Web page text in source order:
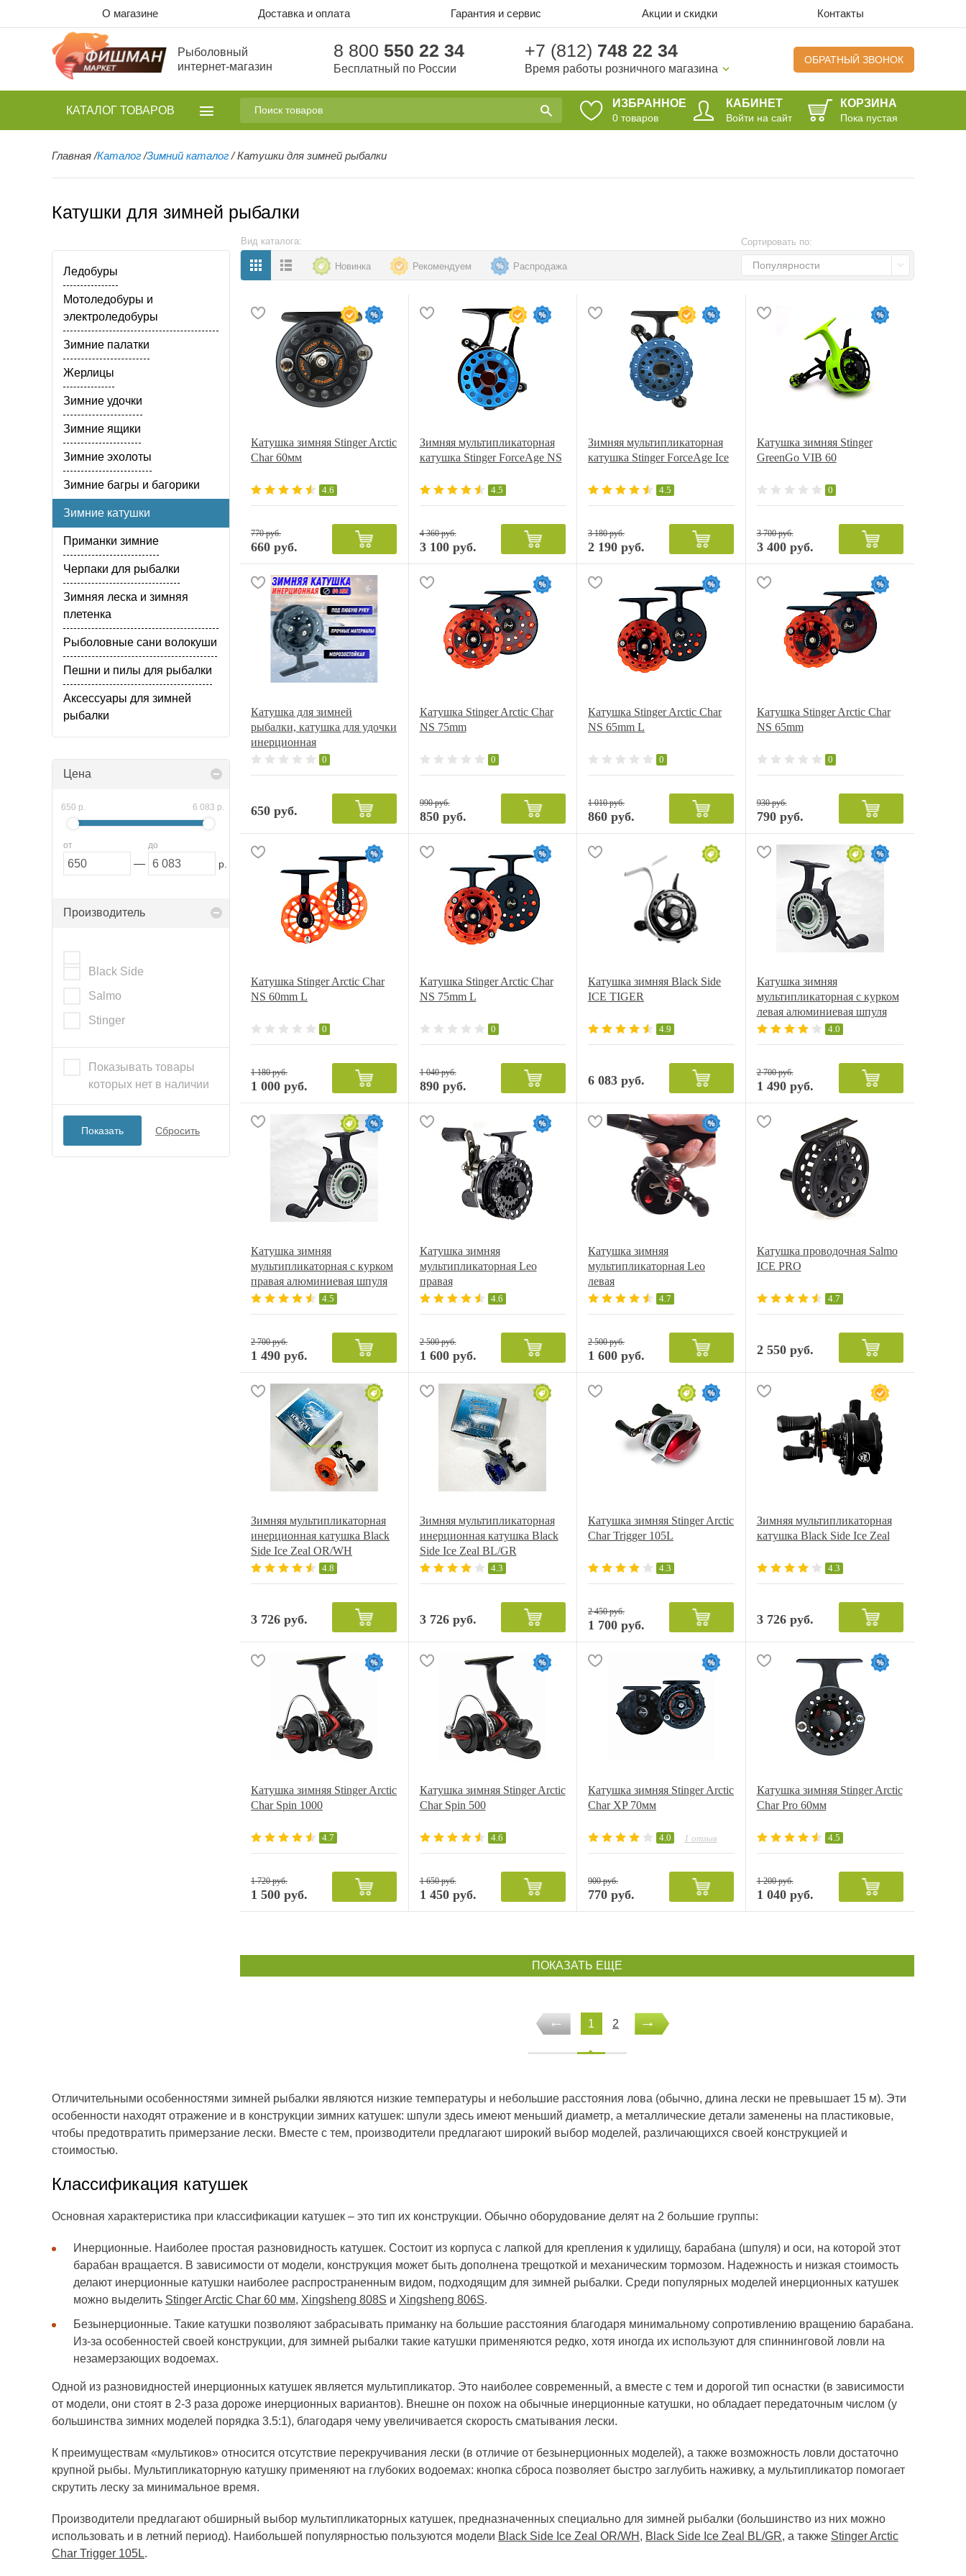
О магазине Доставка и оплата Гарантия и сервис Акции и скидки Контакты
Рыболовный
интернет-магазин
8 800 550 22 34
Бесплатный по России
+7 (812) 748 22 34
Время работы розничного магазина
ОБРАТНЫЙ ЗВОНОК
ИЗБРАННОЕ
0 товаров
КАБИНЕТ
Войти на сайт
КОРЗИНА
Пока пустая
КАТАЛОГ ТОВАРОВ
Главная /Каталог /Зимний каталог /Катушки для зимней рыбалки
Катушки для зимней рыбалки
Ледобуры
Мотоледобуры и
электроледобуры
Зимние палатки
Жерлицы
Зимние удочки
Зимние ящики
Зимние эхолоты
Зимние багры и багорики
Зимние катушки
Приманки зимние
Черпаки для рыбалки
Зимняя леска и зимняя
плетенка
Рыболовные сани волокуши
Пешни и пилы для рыбалки
Аксессуары для зимней
рыбалки
Цена
650 р. 6 083 р.
от
—
до
р.
Производитель
Black Side
Salmo
Stinger
Показывать товары
которых нет в наличии
Сбросить
Вид каталога:
Новинка Рекомендуем Распродажа
Сортировать по:
Популярности
Катушка зимняя Stinger Arctic
Char 60мм
4.6
770 руб.
660 руб.
Зимняя мультипликаторная
катушка Stinger ForceAge NS
4.5
4 360 руб.
3 100 руб.
Зимняя мультипликаторная
катушка Stinger ForceAge Ice
4.5
3 180 руб.
2 190 руб.
Катушка зимняя Stinger
GreenGo VIB 60
0
3 700 руб.
3 400 руб.
Катушка для зимней
рыбалки, катушка для удочки
инерционная
0
650 руб.
Катушка Stinger Arctic Char
NS 75mm
0
990 руб.
850 руб.
Катушка Stinger Arctic Char
NS 65mm L
0
1 010 руб.
860 руб.
Катушка Stinger Arctic Char
NS 65mm
0
930 руб.
790 руб.
Катушка Stinger Arctic Char
NS 60mm L
0
1 180 руб.
1 000 руб.
Катушка Stinger Arctic Char
NS 75mm L
0
1 040 руб.
890 руб.
Катушка зимняя Black Side
ICE TIGER
4.9
6 083 руб.
Катушка зимняя
мультипликаторная с курком
левая алюминиевая шпуля
4.0
2 700 руб.
1 490 руб.
Катушка зимняя
мультипликаторная с курком
правая алюминиевая шпуля
4.5
2 700 руб.
1 490 руб.
Катушка зимняя
мультипликаторная Leо
правая
4.6
2 500 руб.
1 600 руб.
Катушка зимняя
мультипликаторная Leо
левая
4.7
2 500 руб.
1 600 руб.
Катушка проводочная Salmo
ICE PRO
4.7
2 550 руб.
Зимняя мультипликаторная
инерционная катушка Black
Side Ice Zeal OR/WH
4.8
3 726 руб.
Зимняя мультипликаторная
инерционная катушка Black
Side Ice Zeal BL/GR
4.3
3 726 руб.
Катушка зимняя Stinger Arctic
Char Trigger 105L
4.3
2 450 руб.
1 700 руб.
Зимняя мультипликаторная
катушка Black Side Ice Zeal
4.3
3 726 руб.
Катушка зимняя Stinger Arctic
Char Spin 1000
4.7
1 720 руб.
1 500 руб.
Катушка зимняя Stinger Arctic
Char Spin 500
4.6
1 650 руб.
1 450 руб.
Катушка зимняя Stinger Arctic
Char XP 70мм
4.0 1 отзыв
900 руб.
770 руб.
Катушка зимняя Stinger Arctic
Char Pro 60мм
4.5
1 200 руб.
1 040 руб.
ПОКАЗАТЬ ЕЩЕ
1 2
Отличительными особенностями зимней рыбалки являются низкие температуры и небольшие расстояния лова (обычно, длина лески не превышает 15 м). Эти
особенности находят отражение и в конструкции зимних катушек: шпули здесь имеют меньший диаметр, а металлические детали заменены на пластиковые,
чтобы предотвратить примерзание лески. Вместе с тем, производители предлагают широкий выбор моделей, различающихся своей конструкцией и
стоимостью.
Классификация катушек
Основная характеристика при классификации катушек – это тип их конструкции. Обычно оборудование делят на 2 большие группы:
Инерционные. Наиболее простая разновидность катушек. Состоит из корпуса с лапкой для крепления к удилищу, барабана (шпуля) и оси, на которой этот
барабан вращается. В зависимости от модели, конструкция может быть дополнена трещоткой и механическим тормозом. Надежность и низкая стоимость
делают инерционные катушки наиболее распространенным видом, подходящим для зимней рыбалки. Среди популярных моделей инерционных катушек
можно выделить Stinger Arctic Char 60 мм, Xingsheng 808S и Xingsheng 806S.
Безынерционные. Такие катушки позволяют забрасывать приманку на большие расстояния благодаря минимальному сопротивлению вращению барабана.
Из-за особенностей своей конструкции, для зимней рыбалки такие катушки применяются редко, хотя иногда их используют для спиннинговой ловли на
незамерзающих водоемах.
Одной из разновидностей инерционных катушек является мультипликатор. Это наиболее современный, а вместе с тем и дорогой тип оснастки (в зависимости
от модели, они стоят в 2-3 раза дороже инерционных вариантов). Внешне он похож на обычные инерционные катушки, но обладает передаточным числом (у
большинства зимних моделей порядка 3.5:1), благодаря чему увеличивается скорость сматывания лески.
К преимуществам «мультиков» относится отсутствие перекручивания лески (в отличие от безынерционных моделей), а также возможность ловли достаточно
крупной рыбы. Мультипликаторную катушку применяют на глубоких водоемах: кнопка сброса позволяет быстро заглубить наживку, а мультипликатор помогает
скрутить леску за минимальное время.
Производители предлагают обширный выбор мультипликаторных катушек, предназначенных специально для зимней рыбалки (большинство из них можно
использовать и в летний период). Наибольшей популярностью пользуются модели Black Side Ice Zeal OR/WH , Black Side Ice Zeal BL/GR, а также Stinger Arctic
Char Trigger 105L.